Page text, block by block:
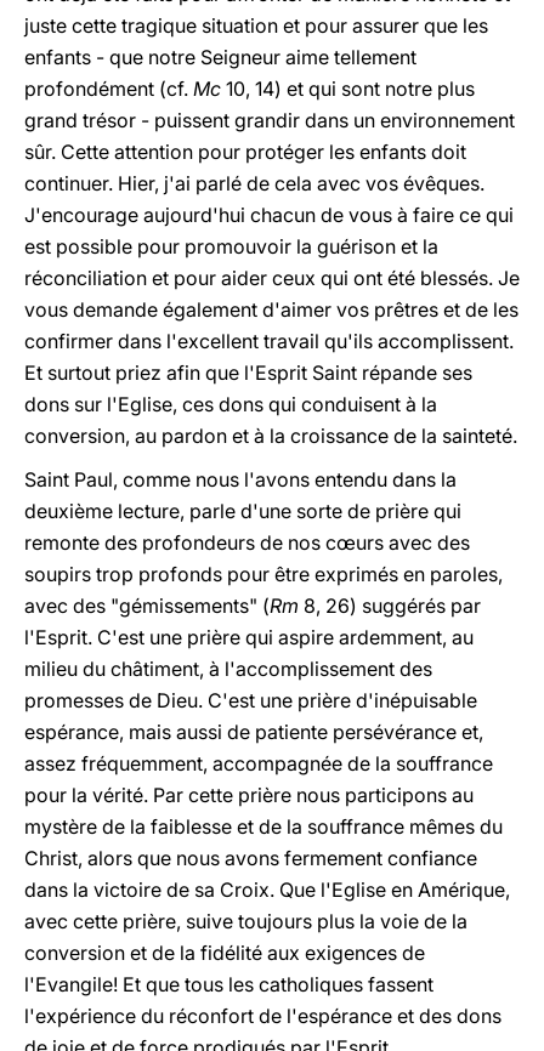
juste cette tragique situation et pour assurer que les
enfants - que notre Seigneur aime tellement
profondément (cf. Mc 10, 14) et qui sont notre plus
grand trésor - puissent grandir dans un environnement
sûr. Cette attention pour protéger les enfants doit
continuer. Hier, j'ai parlé de cela avec vos évêques.
J'encourage aujourd'hui chacun de vous à faire ce qui
est possible pour promouvoir la guérison et la
réconciliation et pour aider ceux qui ont été blessés. Je
vous demande également d'aimer vos prêtres et de les
confirmer dans l'excellent travail qu'ils accomplissent.
Et surtout priez afin que l'Esprit Saint répande ses
dons sur l'Eglise, ces dons qui conduisent à la
conversion, au pardon et à la croissance de la sainteté.
Saint Paul, comme nous l'avons entendu dans la
deuxième lecture, parle d'une sorte de prière qui
remonte des profondeurs de nos cœurs avec des
soupirs trop profonds pour être exprimés en paroles,
avec des "gémissements" (Rm 8, 26) suggérés par
l'Esprit. C'est une prière qui aspire ardemment, au
milieu du châtiment, à l'accomplissement des
promesses de Dieu. C'est une prière d'inépuisable
espérance, mais aussi de patiente persévérance et,
assez fréquemment, accompagnée de la souffrance
pour la vérité. Par cette prière nous participons au
mystère de la faiblesse et de la souffrance mêmes du
Christ, alors que nous avons fermement confiance
dans la victoire de sa Croix. Que l'Eglise en Amérique,
avec cette prière, suive toujours plus la voie de la
conversion et de la fidélité aux exigences de
l'Evangile! Et que tous les catholiques fassent
l'expérience du réconfort de l'espérance et des dons